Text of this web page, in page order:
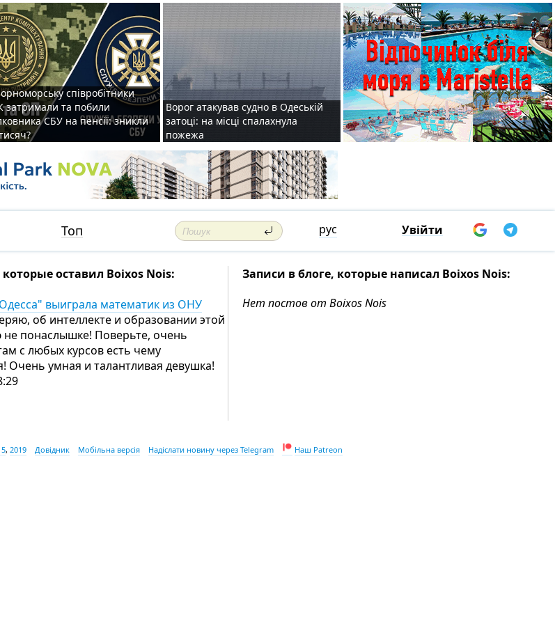
співробітники
затримали та побили
СБУ на пенсії: зникли
Ворог атакував судно в Одеській
затоці: на місці спалахнула
пожежа
Топ рус Увійти
оставил Boixos Nois:
выиграла математик из ОНУ
об интеллекте и образовании этой
понаслышке! Поверьте, очень
с любых курсов есть чему
Очень умная и талантливая девушка!
Записи в блоге, которые написал Boixos Nois:
Нет постов от Boixos Nois
, 2019 Довідник Мобільна версія Надіслати новину через Telegram Наш Patreon